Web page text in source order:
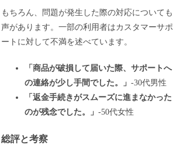
もちろん、問題が発生した際の対応についても
声があります。一部の利用者はカスタマーサポ
ートに対して不満を述べています。
「商品が破損して届いた際、サポートへ
の連絡が少し手間でした。」-30代男性
「返金手続きがスムーズに進まなかった
のが残念でした。」-50代女性
総評と考察